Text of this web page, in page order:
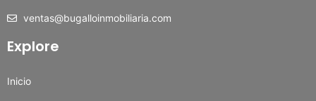
ventas@bugalloinmobiliaria.com
Explore
Inicio